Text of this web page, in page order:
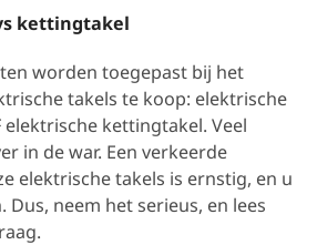
kettingtakel
worden toegepast bij het
takels te koop: elektrische
kettingtakel. Veel
in de war. Een verkeerde
elektrische takels is ernstig, en u
neem het serieus, en lees